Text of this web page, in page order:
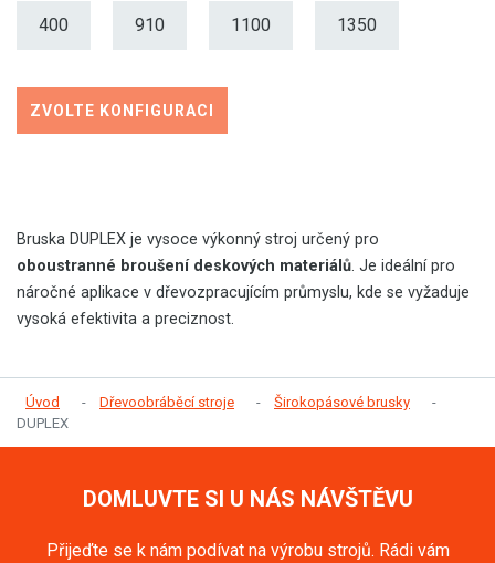
400 910 1100 1350
ZVOLTE KONFIGURACI
Bruska DUPLEX je vysoce výkonný stroj určený pro
oboustranné broušení deskových materiálů. Je ideální pro
náročné aplikace v dřevozpracujícím průmyslu, kde se vyžaduje
vysoká efektivita a preciznost.
Úvod Dřevoobráběcí stroje
Širokopásové brusky
DUPLEX
DOMLUVTE SI U NÁS NÁVŠTĚVU
Přijeďte se k nám podívat na výrobu strojů. Rádi vám